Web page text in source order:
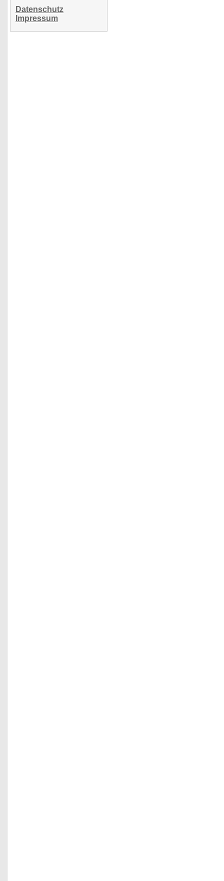
Datenschutz
Impressum